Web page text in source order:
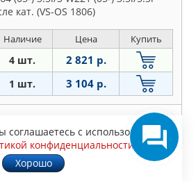
кат. (VS-OS 1806)
Наличие Цена Купить
4 шт. 2 821 р.
1 шт. 3 104 р.
зонд RENAULT LOGAN, DUSTER
соглашаетесь с использованием
конфиденциальности
Хорошо